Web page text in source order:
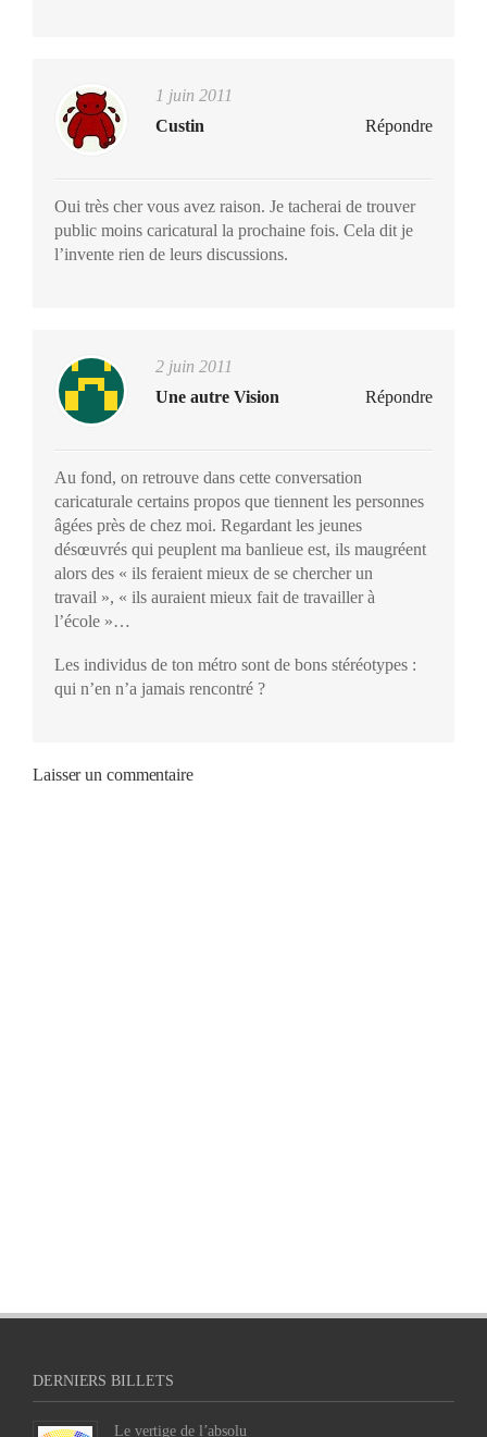
1 juin 2011
Custin
Répondre
Oui très cher vous avez raison. Je tacherai de trouver
public moins caricatural la prochaine fois. Cela dit je
l’invente rien de leurs discussions.
2 juin 2011
Une autre Vision
Répondre
Au fond, on retrouve dans cette conversation
caricaturale certains propos que tiennent les personnes
âgées près de chez moi. Regardant les jeunes
désœuvrés qui peuplent ma banlieue est, ils maugréent
alors des « ils feraient mieux de se chercher un
travail », « ils auraient mieux fait de travailler à
l’école »…
Les individus de ton métro sont de bons stéréotypes :
qui n’en n’a jamais rencontré ?
Laisser un commentaire
DERNIERS BILLETS
Le vertige de l’absolu